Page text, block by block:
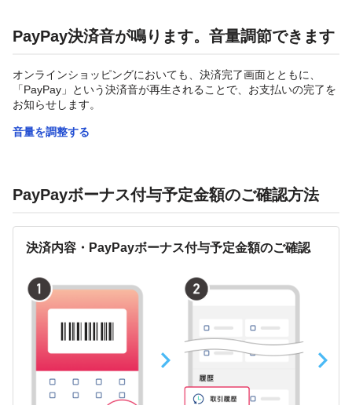
PayPay決済音が鳴ります。音量調節できます
オンラインショッピングにおいても、決済完了画面とともに、
「PayPay」という決済音が再生されることで、お支払いの完了を
お知らせします。
音量を調整する
PayPayボーナス付与予定金額のご確認方法
決済内容・PayPayボーナス付与予定金額のご確認